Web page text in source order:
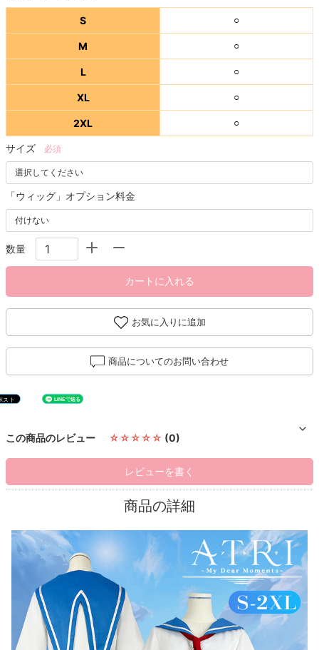
S ○
M ○
L ○
XL ○
2XL ○
サイズ 必須
「ウィッグ」オプション料金
数量
カートに入れる
お気に入りに追加
商品についてのお問い合わせ
この商品のレビュー ☆☆☆☆☆ (0)
レビューを書く
商品の詳細